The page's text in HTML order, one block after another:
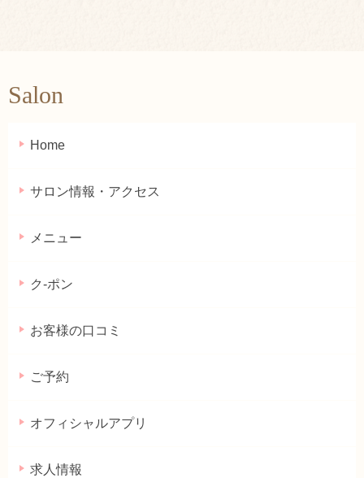
Salon
Home
サロン情報・アクセス
メニュー
ク-ポン
お客様の口コミ
ご予約
オフィシャルアプリ
求人情報